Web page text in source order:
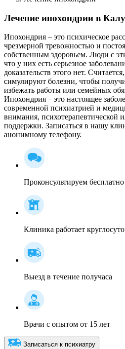
Лечение ипохондрии в
Ипохондрия – это психическое
чрезмерной тревожностью и
собственным здоровьем. Люди с
что у них есть серьезное
доказательств этого нет.
симулируют болезни, чтобы
избежать работы или семейных
Ипохондрия – это настоящее
современной психиатрией и
внимания, психотерапевтической
поддержки. Записаться в нашу
анонимному телефону.
Проконсультируем бесплатно
Клиника работает
Выезд в течение получаса
Врачи с опытом от 15 лет
Записаться к психиатру